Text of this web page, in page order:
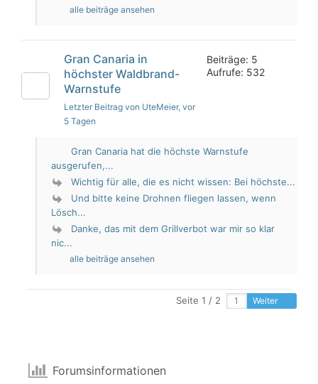
alle beiträge ansehen
Gran Canaria in
höchster Waldbrand-
Warnstufe
Letzter Beitrag von UteMeier, vor
5 Tagen
Beiträge: 5
Aufrufe: 532
Gran Canaria hat die höchste Warnstufe
ausgerufen,...
Wichtig für alle, die es nicht wissen: Bei höchste...
Und bitte keine Drohnen fliegen lassen, wenn
Lösch...
Danke, das mit dem Grillverbot war mir so klar
nic...
alle beiträge ansehen
Seite 1 / 2 Weiter
Forumsinformationen